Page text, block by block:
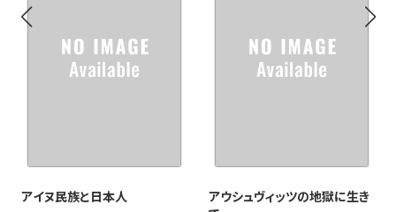
アイヌ民族と日本人
アウシュヴィッツの地獄に生き